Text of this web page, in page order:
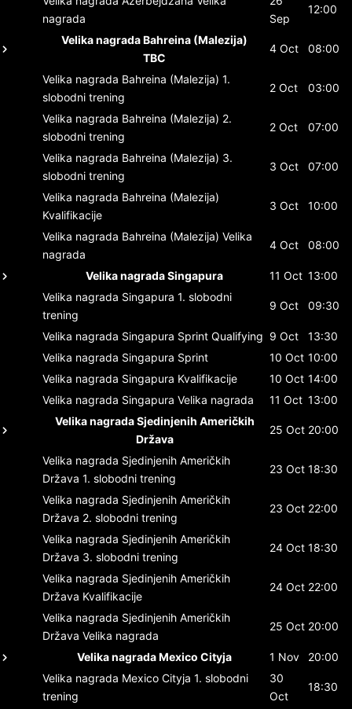
nagrada
Sep
12:00
Velika nagrada Bahreina (Malezija)
TBC
4 Oct 08:00
Velika nagrada Bahreina (Malezija) 1.
slobodni trening
2 Oct 03:00
Velika nagrada Bahreina (Malezija) 2.
slobodni trening
2 Oct 07:00
Velika nagrada Bahreina (Malezija) 3.
slobodni trening
3 Oct 07:00
Velika nagrada Bahreina (Malezija)
Kvalifikacije
3 Oct 10:00
Velika nagrada Bahreina (Malezija) Velika
nagrada
4 Oct 08:00
Velika nagrada Singapura 11 Oct 13:00
Velika nagrada Singapura 1. slobodni
trening
9 Oct 09:30
Velika nagrada Singapura Sprint Qualifying 9 Oct
13:30
Velika nagrada Singapura Sprint 10 Oct 10:00
Velika nagrada Singapura Kvalifikacije 10 Oct 14:00
Velika nagrada Singapura Velika nagrada 11 Oct 13:00
Velika nagrada Sjedinjenih Američkih
Država
25 Oct 20:00
Velika nagrada Sjedinjenih Američkih
Država 1. slobodni trening
23 Oct 18:30
Velika nagrada Sjedinjenih Američkih
Država 2. slobodni trening
23 Oct 22:00
Velika nagrada Sjedinjenih Američkih
Država 3. slobodni trening
24 Oct 18:30
Velika nagrada Sjedinjenih Američkih
Država Kvalifikacije
24 Oct 22:00
Velika nagrada Sjedinjenih Američkih
Država Velika nagrada
25 Oct 20:00
Velika nagrada Mexico Cityja 1 Nov
20:00
Velika nagrada Mexico Cityja 1. slobodni
trening
30
Oct
18:30